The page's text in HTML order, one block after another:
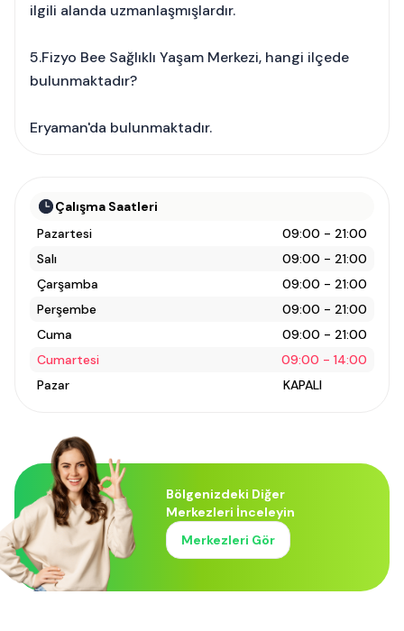
ilgili alanda uzmanlaşmışlardır.
5.Fizyo Bee Sağlıklı Yaşam Merkezi, hangi ilçede
bulunmaktadır?
Eryaman'da bulunmaktadır.
Çalışma Saatleri
Pazartesi
09:00 - 21:00
Salı
09:00 - 21:00
Çarşamba
09:00 - 21:00
Perşembe
09:00 - 21:00
Cuma
09:00 - 21:00
Cumartesi
09:00 - 14:00
Pazar
KAPALI
Bölgenizdeki Diğer
Merkezleri İnceleyin
Merkezleri Gör